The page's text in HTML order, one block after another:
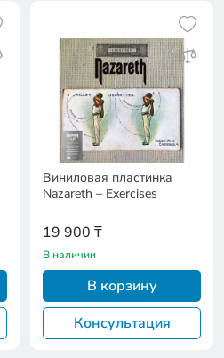
Виниловая пластинка
Nazareth – Exercises
19 900 ₸
В наличии
В корзину
Консультация